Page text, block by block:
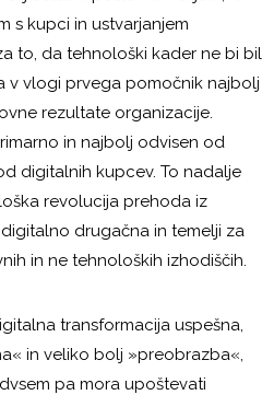
s kupci in ustvarjanjem
to, da tehnološki kader ne bi bil
v vlogi prvega pomočnik najbolj
rezultate organizacije.
in najbolj odvisen od
digitalnih kupcev. To nadalje
revolucija prehoda iz
drugačna in temelji za
in ne tehnoloških izhodiščih.
transformacija uspešna,
in veliko bolj »preobrazba«,
pa mora upoštevati